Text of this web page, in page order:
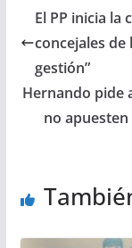
El PP inicia la
concejales de
gestión”
Hernando pide
no